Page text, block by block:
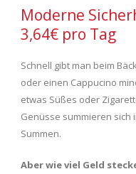
Moderne
3,64€ pro Tag
Schnell gibt man beim
oder einen Cappucino
etwas Süßes oder
Genüsse summieren sich
Summen.
Aber wie viel Geld